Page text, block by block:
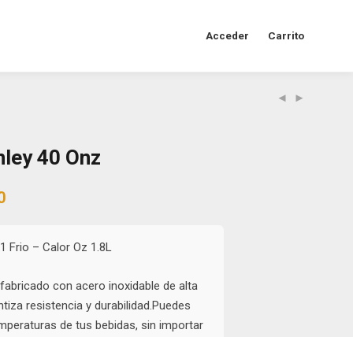
Acceder Carrito
40 Onz
Current
$48.000.
Frio – Calor Oz 1.8L
con acero inoxidable de alta
resistencia y durabilidad.Puedes
de tus bebidas, sin importar